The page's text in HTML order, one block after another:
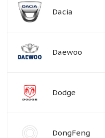
Dacia
Daewoo
Dodge
DongFeng